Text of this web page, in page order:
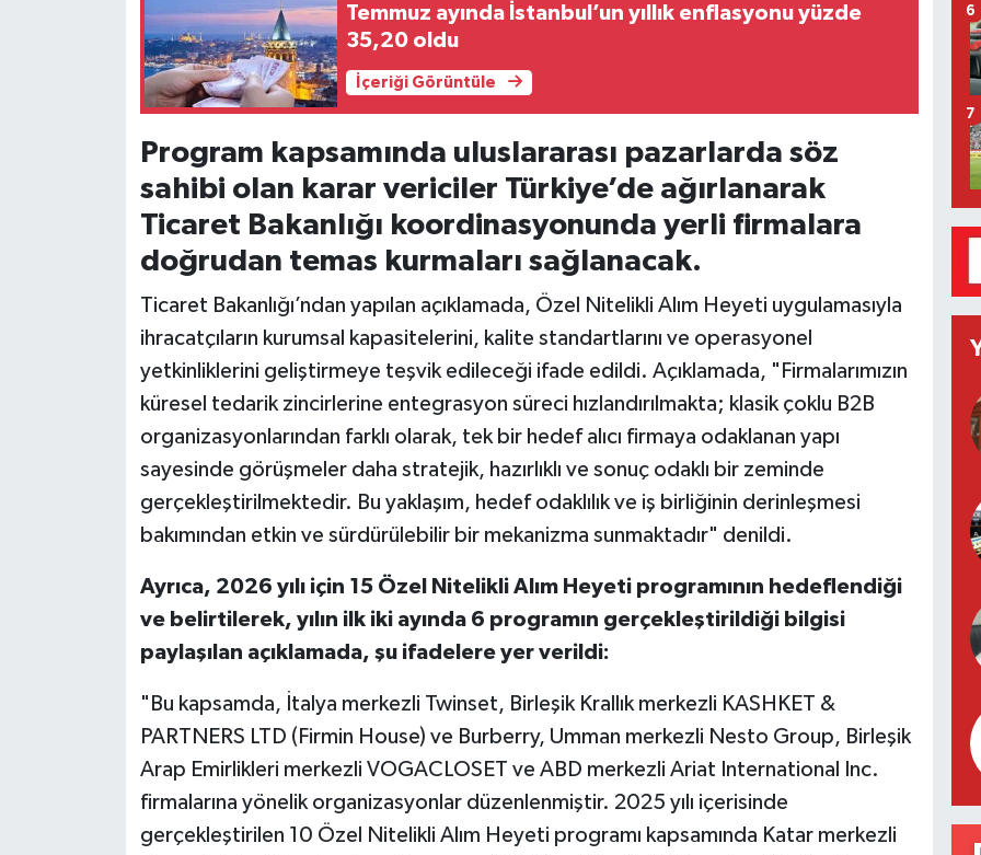
Temmuz ayında İstanbul’un yıllık enflasyonu yüzde
35,20 oldu
İçeriği Görüntüle
Program kapsamında uluslararası pazarlarda söz
sahibi olan karar vericiler Türkiye’de ağırlanarak
Ticaret Bakanlığı koordinasyonunda yerli firmalara
doğrudan temas kurmaları sağlanacak.
Ticaret Bakanlığı’ndan yapılan açıklamada, Özel Nitelikli Alım Heyeti uygulamasıyla
ihracatçıların kurumsal kapasitelerini, kalite standartlarını ve operasyonel
yetkinliklerini geliştirmeye teşvik edileceği ifade edildi. Açıklamada, "Firmalarımızın
küresel tedarik zincirlerine entegrasyon süreci hızlandırılmakta; klasik çoklu B2B
organizasyonlarından farklı olarak, tek bir hedef alıcı firmaya odaklanan yapı
sayesinde görüşmeler daha stratejik, hazırlıklı ve sonuç odaklı bir zeminde
gerçekleştirilmektedir. Bu yaklaşım, hedef odaklılık ve iş birliğinin derinleşmesi
bakımından etkin ve sürdürülebilir bir mekanizma sunmaktadır" denildi.
Ayrıca, 2026 yılı için 15 Özel Nitelikli Alım Heyeti programının hedeflendiği
ve belirtilerek, yılın ilk iki ayında 6 programın gerçekleştirildiği bilgisi
paylaşılan açıklamada, şu ifadelere yer verildi:
"Bu kapsamda, İtalya merkezli Twinset, Birleşik Krallık merkezli KASHKET &
PARTNERS LTD (Firmin House) ve Burberry, Umman merkezli Nesto Group, Birleşik
Arap Emirlikleri merkezli VOGACLOSET ve ABD merkezli Ariat International Inc.
firmalarına yönelik organizasyonlar düzenlenmiştir. 2025 yılı içerisinde
gerçekleştirilen 10 Özel Nitelikli Alım Heyeti programı kapsamında Katar merkezli
6
7